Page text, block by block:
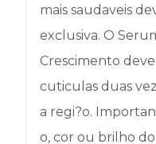
mais saudaveis
exclusiva. O
Crescimento
cuticulas duas
a regi?o.
o, cor ou brilho